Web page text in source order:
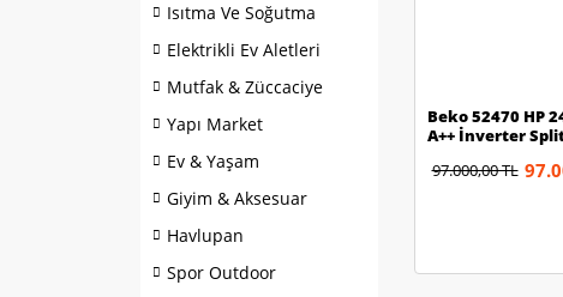
Isıtma Ve Soğutma
Elektrikli Ev Aletleri
Mutfak & Züccaciye
Yapı Market
Ev & Yaşam
Giyim & Aksesuar
Havlupan
Spor Outdoor
Beko 52470 HP
A++ İnverter
97.000,00 TL